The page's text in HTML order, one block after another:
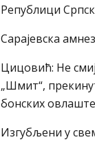
Републици
Сарајевска
Цицовић: Не
„Шмит“,
бонских
Изгубљени у